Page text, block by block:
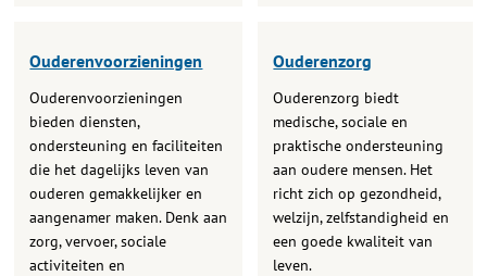
Ouderenvoorzieningen
Ouderenvoorzieningen
bieden diensten,
ondersteuning en faciliteiten
die het dagelijks leven van
ouderen gemakkelijker en
aangenamer maken. Denk aan
zorg, vervoer, sociale
activiteiten en
Ouderenzorg
Ouderenzorg biedt
medische, sociale en
praktische ondersteuning
aan oudere mensen. Het
richt zich op gezondheid,
welzijn, zelfstandigheid en
een goede kwaliteit van
leven.